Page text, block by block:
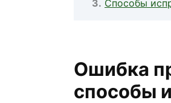
Способы
Ошибка
способы